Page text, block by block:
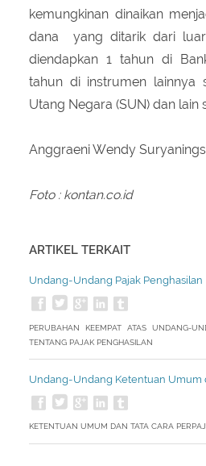
kemungkinan dinaikan
dana yang ditarik dari
diendapkan 1 tahun di
tahun di instrumen lainnya
Utang Negara (SUN) dan lain
Anggraeni Wendy
Foto : kontan.co.id
ARTIKEL TERKAIT
Undang-Undang Pajak Penghasilan
PERUBAHAN KEEMPAT ATAS UNDANG-
TENTANG PAJAK PENGHASILAN
Undang-Undang Ketentuan Umum
KETENTUAN UMUM DAN TATA CARA